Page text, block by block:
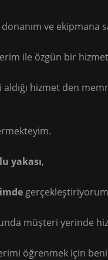
ve ekipmana
ile özgün bir
hizmet den
yakası,
müşteri yerinde
öğrenmek için